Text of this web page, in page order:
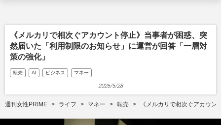
《メルカリで相次ぐアカウント停止》当事者が困惑、突
然届いた「利用制限のお知らせ」に運営が回答「一層対
策の強化」
転売 AI ビジネス マネー
2026/5/28
週刊女性PRIME ライフ マネー 転売 《メルカリで相次ぐアカウ